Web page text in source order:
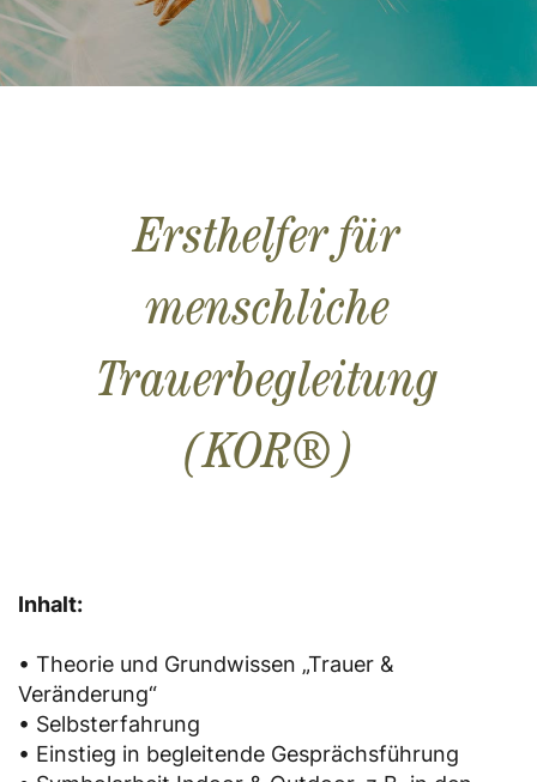
Ersthelfer für
menschliche
Trauerbegleitung
(KOR®)
Inhalt:
• Theorie und Grundwissen „Trauer &
Veränderung“
• Selbsterfahrung
• Einstieg in begleitende Gesprächsführung